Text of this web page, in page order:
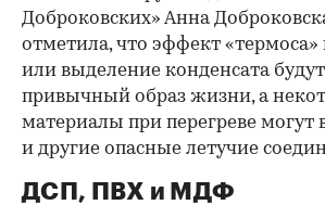
Доброковских» Анна
отметила, что эффект
или выделение конденсата
привычный образ жизни, а
материалы при перегреве могут
и другие опасные летучие
ДСП, ПВХ и МДФ